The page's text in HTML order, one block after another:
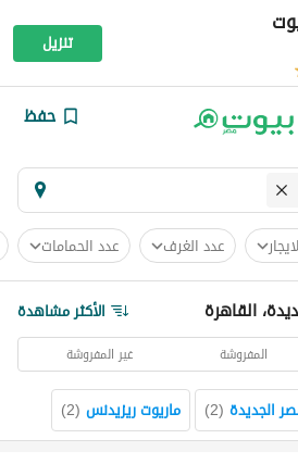
تنزيل
حفظ
عدد الغرف عدد الحمامات
القاهرة الأكثر مشاهدة
المفروشة غير المفروشة
الجديدة (
2
) ماريوت ريزيدنس (
2
)